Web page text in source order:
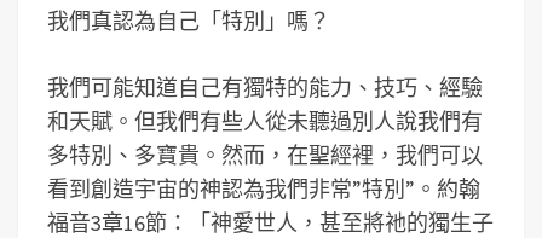
我們真認為自己「特別」嗎？
我們可能知道自己有獨特的能力、技巧、經驗
和天賦。但我們有些人從未聽過別人說我們有
多特別、多寶貴。然而，在聖經裡，我們可以
看到創造宇宙的神認為我們非常”特別”。約翰
福音3章16節：「神愛世人，甚至將祂的獨生子